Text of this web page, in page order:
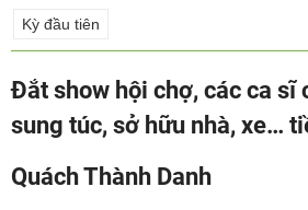
Kỳ đầu tiên
Đắt show hội chợ, các ca sĩ
sung túc, sở hữu nhà, xe…
Quách Thành Danh